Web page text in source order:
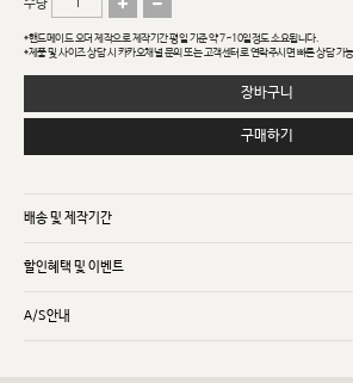
수량
*핸드메이드 오더 제작으로 제작기간 평일 기준 약 7~10일정도 소요됩니다.
*제품 및 사이즈 상담 시 카카오채널 문의 또는 고객센터로 연락주시면 빠른 상담 가
장바구니
구매하기
배송 및 제작기간
할인혜택 및 이벤트
A/S안내